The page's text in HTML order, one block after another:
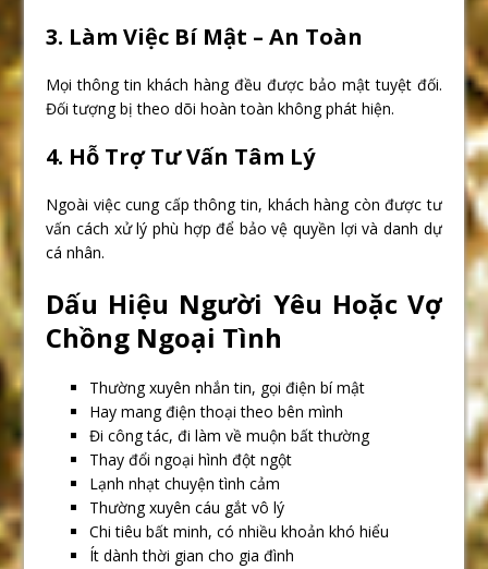
3. Làm Việc Bí Mật – An Toàn
Mọi thông tin khách hàng đều được bảo mật tuyệt đối.
Đối tượng bị theo dõi hoàn toàn không phát hiện.
4. Hỗ Trợ Tư Vấn Tâm Lý
Ngoài việc cung cấp thông tin, khách hàng còn được tư
vấn cách xử lý phù hợp để bảo vệ quyền lợi và danh dự
cá nhân.
Dấu Hiệu Người Yêu Hoặc Vợ
Chồng Ngoại Tình
Thường xuyên nhắn tin, gọi điện bí mật
Hay mang điện thoại theo bên mình
Đi công tác, đi làm về muộn bất thường
Thay đổi ngoại hình đột ngột
Lạnh nhạt chuyện tình cảm
Thường xuyên cáu gắt vô lý
Chi tiêu bất minh, có nhiều khoản khó hiểu
Ít dành thời gian cho gia đình